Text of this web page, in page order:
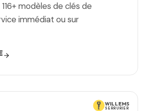
modèles de clés de
immédiat ou sur
WILLEMS
SERRURIER